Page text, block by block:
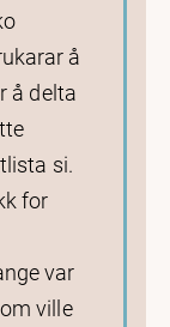
å
å delta
si.
for
var
ville